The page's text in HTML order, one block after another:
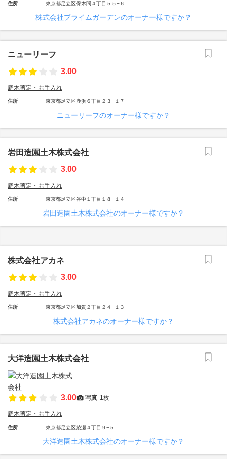
住所 東京都足立区保木間４丁目５５−６
株式会社プライムガーデンのオーナー様ですか？
ニューリーフ
3.00
庭木剪定・お手入れ
住所 東京都足立区鹿浜６丁目２３−１７
ニューリーフのオーナー様ですか？
岩田造園土木株式会社
3.00
庭木剪定・お手入れ
住所 東京都足立区谷中１丁目１８−１４
岩田造園土木株式会社のオーナー様ですか？
株式会社アカネ
3.00
庭木剪定・お手入れ
住所 東京都足立区加賀２丁目２４−１３
株式会社アカネのオーナー様ですか？
大洋造園土木株式会社
3.00 写真 1枚
庭木剪定・お手入れ
住所 東京都足立区綾瀬４丁目９−５
大洋造園土木株式会社のオーナー様ですか？